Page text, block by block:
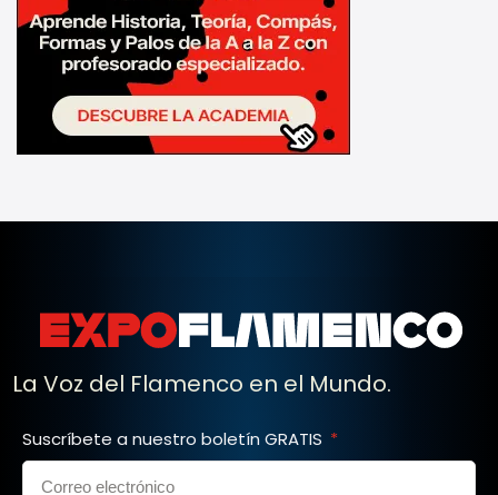
La Voz del Flamenco en el Mundo.
Suscríbete a nuestro boletín GRATIS